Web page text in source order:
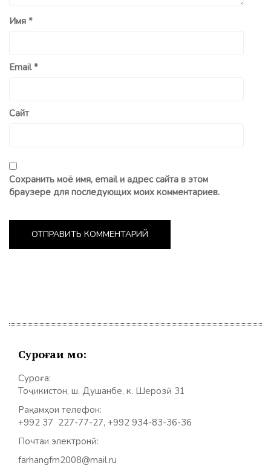
Имя *
Email*
Сайт
Сохранить моё имя, email и адрес сайта в этом
браузере для последующих моих комментариев.
Суроғаи мо:
Суроға:
Тоҷикистон, ш. Душанбе, к. Шерозӣ 31
Рақамҳои телефон:
+992 37 227-77-27, +992 934-83-36-36
Почтаи электронӣ:
farhangfm2008@mail.ru